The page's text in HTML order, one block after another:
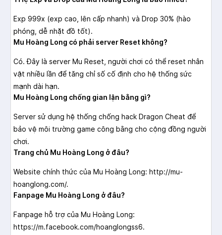
Exp 999x (exp cao, lên cấp nhanh) và Drop 30% (hào
phóng, dễ nhặt đồ tốt).
Mu Hoàng Long có phải server Reset không?
Có. Đây là server Mu Reset, người chơi có thể reset nhân
vật nhiều lần để tăng chỉ số cố định cho hệ thống sức
mạnh dài hạn.
Mu Hoàng Long chống gian lận bằng gì?
Server sử dụng hệ thống chống hack Dragon Cheat để
bảo vệ môi trường game công bằng cho cộng đồng người
chơi.
Trang chủ Mu Hoàng Long ở đâu?
Website chính thức của Mu Hoàng Long: http://mu-
hoanglong.com/.
Fanpage Mu Hoàng Long ở đâu?
Fanpage hỗ trợ của Mu Hoàng Long:
https://m.facebook.com/hoanglongss6.